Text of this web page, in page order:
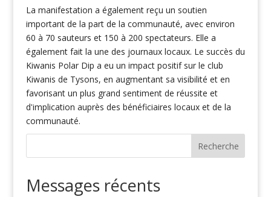
La manifestation a également reçu un soutien
important de la part de la communauté, avec environ
60 à 70 sauteurs et 150 à 200 spectateurs. Elle a
également fait la une des journaux locaux. Le succès du
Kiwanis Polar Dip a eu un impact positif sur le club
Kiwanis de Tysons, en augmentant sa visibilité et en
favorisant un plus grand sentiment de réussite et
d'implication auprès des bénéficiaires locaux et de la
communauté.
Recherche
Messages récents